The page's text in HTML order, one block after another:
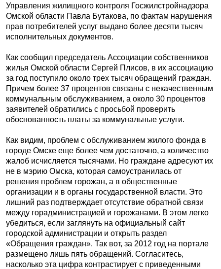
Управления жилищного контроля Госжилстройнадзора
Омской области Павла Бутакова, по фактам нарушения
прав потребителей услуг выдано более десяти тысяч
исполнительных документов.
Как сообщил председатель Ассоциации собственников
жилья Омской области Сергей Плисов, в их ассоциацию
за год поступило около трех тысяч обращений граждан.
Причем более 37 процентов связаны с некачественным
коммунальным обслуживанием, а около 30 процентов
заявителей обратились с просьбой проверить
обоснованность платы за коммунальные услуги.
Как видим, проблем с обслуживанием жилого фонда в
городе Омске еще более чем достаточно, а количество
жалоб исчисляется тысячами. Но граждане адресуют их
не в мэрию Омска, которая самоустранилась от
решения проблем горожан, а в общественные
организации и в органы государственной власти. Это
лишний раз подтверждает отсутствие обратной связи
между горадминистрацией и горожанами. В этом легко
убедиться, если заглянуть на официальный сайт
городской администрации и открыть раздел
«Обращения граждан». Так вот, за 2012 год на портале
размещено лишь пять обращений. Согласитесь,
насколько эта цифра контрастирует с приведенными